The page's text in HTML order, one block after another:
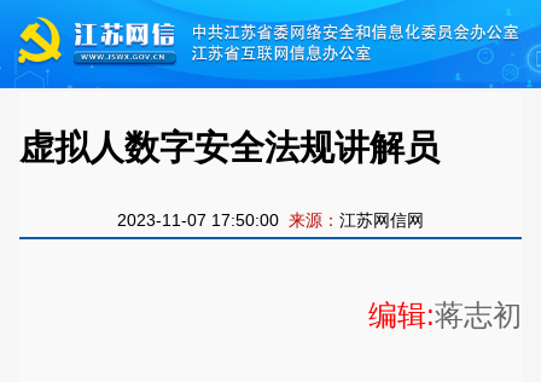
虚拟人数字安全法规讲解员
2023-11-07 17:50:00 来源： 江苏网信网
编辑:蒋志初